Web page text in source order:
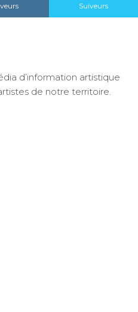
Suiveurs
d’information artistique
de notre territoire.